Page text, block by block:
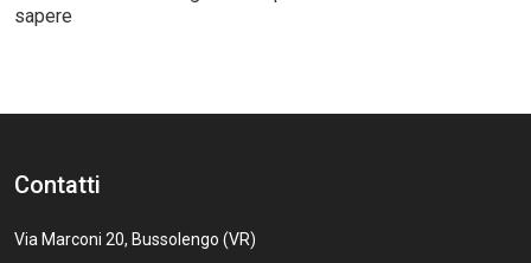
sapere
Contatti
Via Marconi 20, Bussolengo (VR)